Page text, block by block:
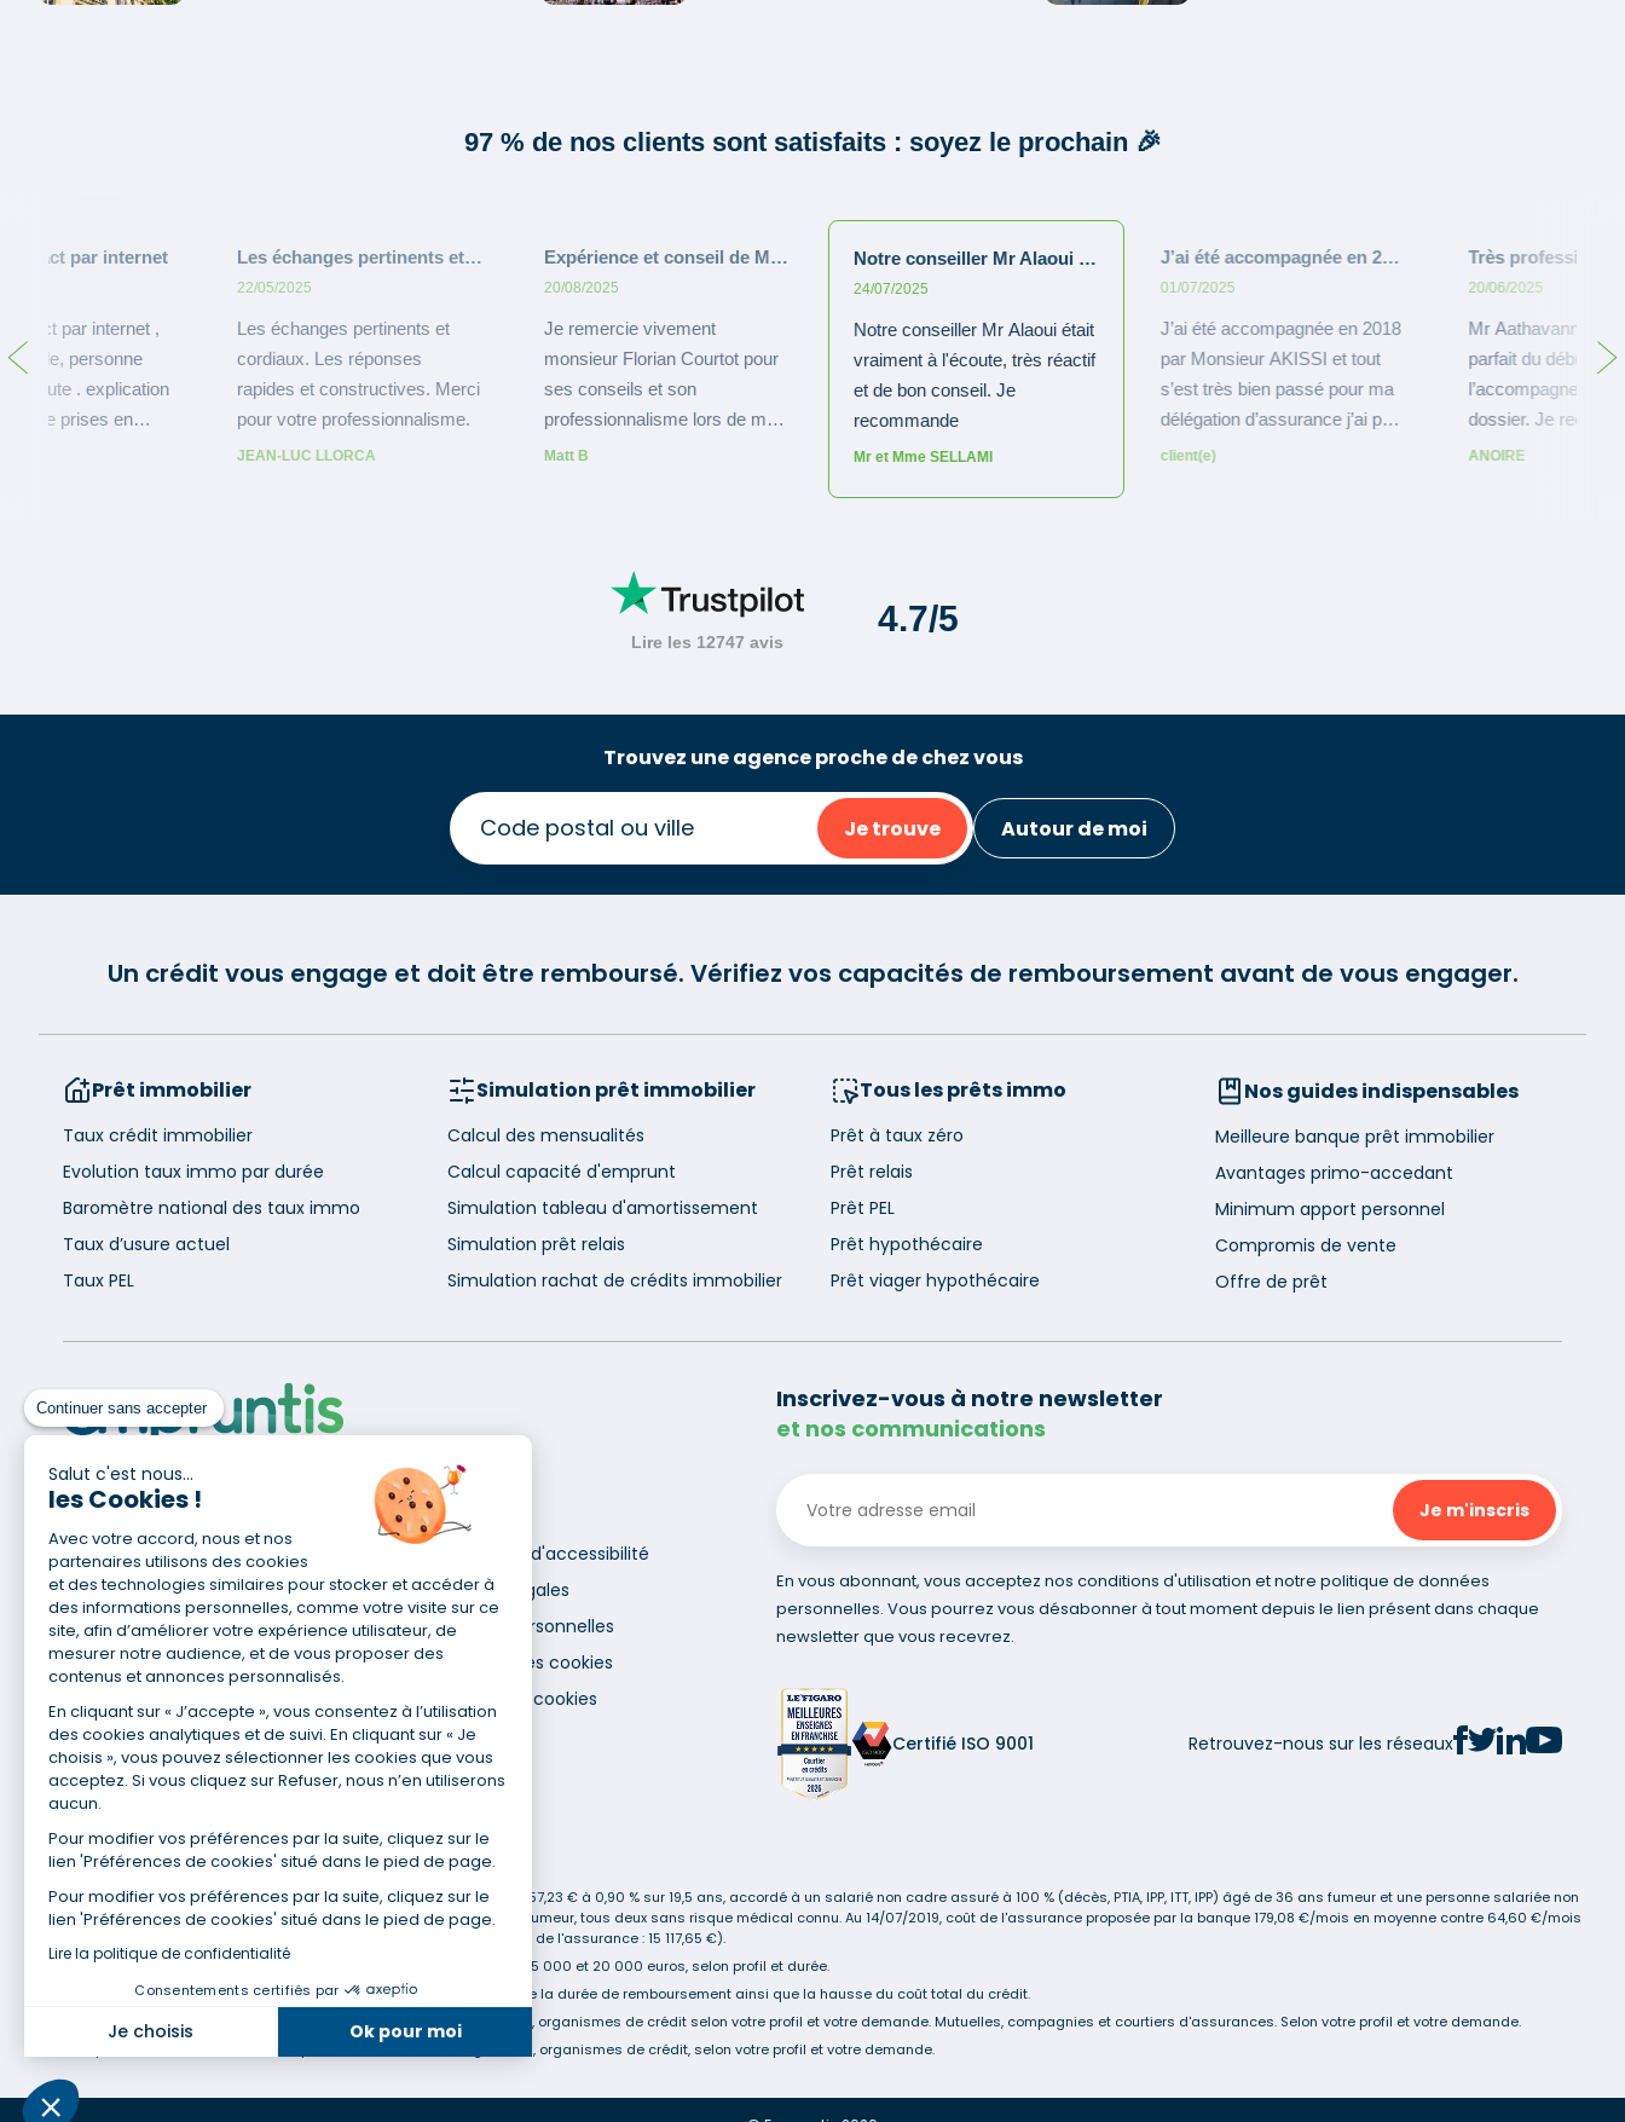
Continuer sans accepter
Salut c'est nous...
les Cookies !
Avec votre accord, nous et nos
partenaires utilisons des cookies
et des technologies similaires pour stocker et accéder à
des informations personnelles, comme votre visite sur ce
site, afin d’améliorer votre expérience utilisateur, de
mesurer notre audience, et de vous proposer des
contenus et annonces personnalisés.
En cliquant sur « J’accepte », vous consentez à l’utilisation
des cookies analytiques et de suivi. En cliquant sur « Je
choisis », vous pouvez sélectionner les cookies que vous
acceptez. Si vous cliquez sur Refuser, nous n’en utiliserons
aucun.
Pour modifier vos préférences par la suite, cliquez sur le
lien 'Préférences de cookies' situé dans le pied de page.
Pour modifier vos préférences par la suite, cliquez sur le
lien 'Préférences de cookies' situé dans le pied de page.
Lire la politique de confidentialité
Consentements certifiés par
Je choisis Ok pour moi
Notre plateforme vous permet d'adapter et de gérer vos paramètres de confidentialité, en garantissant la conformité avec les réglementations. Personnalisez vos préférences pour
Trouvez une agence proche de chez vous
Je trouve Autour de moi
Un crédit vous engage et doit être remboursé. Vérifiez vos capacités de remboursement avant de vous engager.
Prêt immobilier
Taux crédit immobilier
Evolution taux immo par durée
Baromètre national des taux immo
Taux d’usure actuel
Taux PEL
Simulation prêt immobilier
Calcul des mensualités
Calcul capacité d'emprunt
Simulation tableau d'amortissement
Simulation prêt relais
Simulation rachat de crédits immobilier
Tous les prêts immo
Prêt à taux zéro
Prêt relais
Prêt PEL
Prêt hypothécaire
Prêt viager hypothécaire
Nos guides indispensables
Meilleure banque prêt immobilier
Avantages primo-accedant
Minimum apport personnel
Compromis de vente
Offre de prêt
Pour en savoir plus
Qui sommes-nous ?
Site du Groupe
Nos agences
Nous contacter
Recrutement
Déclaration d'accessibilité
Mentions légales
Données personnelles
Utilisation des cookies
Gestion des cookies
Inscrivez-vous à notre newsletter
et nos communications
En vous abonnant, vous acceptez nos conditions d'utilisation et notre politique de données
personnelles. Vous pourrez vous désabonner à tout moment depuis le lien présent dans chaque
newsletter que vous recevrez.
Certifié ISO 9001 Retrouvez-nous sur les réseaux
(1) Taux fixe national hors assurance et selon votre profil
(2) Économie de 65 % pour l'assurance d'un prêt amortissable de 330 457,23 € à 0,90 % sur 19,5 ans, accordé à un salarié non cadre assuré à 100 % (décès, PTIA, IPP, ITT, IPP) âgé de 36 ans fumeur et une personne salariée non
cadre assurée à 100 % (décès, PTIA, IPP, ITT, IPP) âgée de 35 ans et non-fumeur, tous deux sans risque médical connu. Au 14/07/2019, coût de l'assurance proposée par la banque 179,08 €/mois en moyenne contre 64,60 €/mois
en moyenne au 14/07/2022 avec Empruntis.com (TAEA : 0,44 %, coût total de l'assurance : 15 117,65 €).
(3) Taux minimum pour un crédit consommation d'un montant fixé entre 5 000 et 20 000 euros, selon profil et durée.
(4) La diminution du montant des mensualités entraîne l'allongement de la durée de remboursement ainsi que la hausse du coût total du crédit.
(5) Banques de réseau, mutualistes, spécialisées, directions régionales, organismes de crédit selon votre profil et votre demande. Mutuelles, compagnies et courtiers d'assurances. Selon votre profil et votre demande.
(6) Banques de réseau, mutualistes, spécialisées, directions régionales, organismes de crédit, selon votre profil et votre demande.